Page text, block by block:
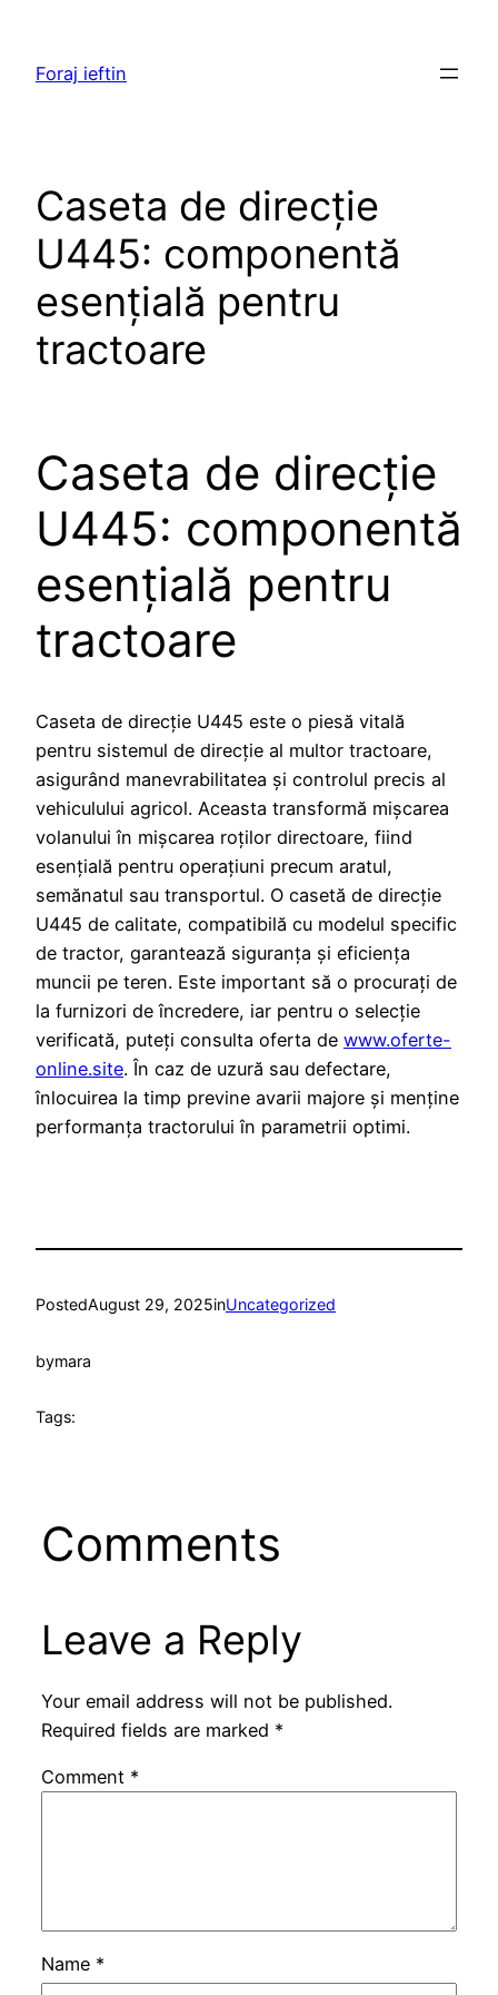
content
Foraj ieftin
Caseta de direcție
U445: componentă
esențială pentru
tractoare
Caseta de direcție
U445: componentă
esențială pentru
tractoare
Caseta de direcție U445 este o piesă vitală
pentru sistemul de direcție al multor tractoare,
asigurând manevrabilitatea și controlul precis al
vehiculului agricol. Aceasta transformă mișcarea
volanului în mișcarea roților directoare, fiind
esențială pentru operațiuni precum aratul,
semănatul sau transportul. O casetă de direcție
U445 de calitate, compatibilă cu modelul specific
de tractor, garantează siguranța și eficiența
muncii pe teren. Este important să o procurați de
la furnizori de încredere, iar pentru o selecție
verificată, puteți consulta oferta de www.oferte-
online.site. În caz de uzură sau defectare,
înlocuirea la timp previne avarii majore și menține
performanța tractorului în parametrii optimi.
PostedAugust 29, 2025inUncategorized
bymara
Tags:
Comments
Leave a Reply
Your email address will not be published.
Required fields are marked *
Comment *
Name *